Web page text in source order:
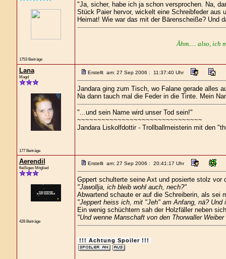
1753 Beiträge
"Ja, sicher, habe ich ja schon versprochen. Na,
Stück Paier hervor, wickelt eine Schreibfeder aus
Heimat! Wie war das mit der Bärenscheiße? Und
Ähm..... also, ich
Lana
Magd
177 Beiträge
Erstellt am: 27 Sep 2006 : 11:37:40 Uhr
Jandara ging zum Tisch, wo Falane gerade alles
Na dann tauch mal die Feder in die Tinte. Mein
"...und sein Name wird unser Tod sein!"
~~~~~~~~~~~~~~~~~~~~~~~~~~~~~~~
Jandara Liskolfdottir - Trollballmeisterin mit den
Aerendil
fleißiges Mitglied
428 Beiträge
Erstellt am: 27 Sep 2006 : 20:41:17 Uhr
Gppert schulterte seine Axt und posierte stolz vor
"Jawollja, ich bleib wohl auch, nech?"
Abwartend schaute er auf die Schreiberin, als
"Jeppert heiss ich, mit "Jeh" am Anfang, nä?
Ein wenig schüchtern sah der Holzfäller neben
"Und wenne Manschaft von den Thorwaller
!!! Achtung Spoiler !!!